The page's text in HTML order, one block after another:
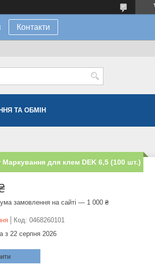
Контакти
ТА ОБМІН
для клем DEK 6,5 (100 шт.)
замовлення на сайті — 1 000 ₴
Код: 0468260101
з 22 серпня 2026